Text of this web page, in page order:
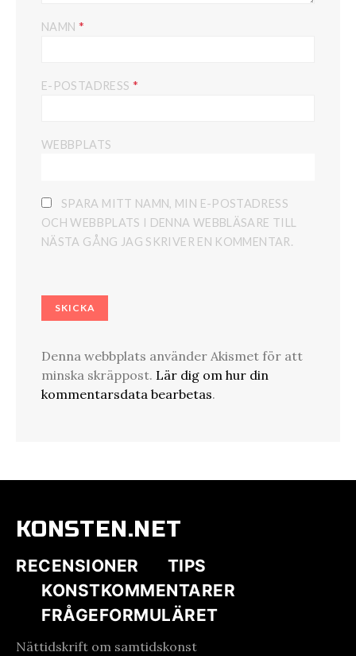
NAMN *
E-POSTADRESS *
WEBBPLATS
SPARA MITT NAMN, MIN E-POSTADRESS
OCH WEBBPLATS I DENNA WEBBLÄSARE TILL
NÄSTA GÅNG JAG SKRIVER EN KOMMENTAR.
Denna webbplats använder Akismet för att
minska skräppost. Lär dig om hur din
kommentarsdata bearbetas.
KONSTEN.NET
RECENSIONER
TIPS
KONSTKOMMENTARER
FRÅGEFORMULÄRET
Nättidskrift om samtidskonst